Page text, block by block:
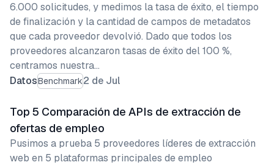
DatosBenchmark2 de Jul
6.000 solicitudes, y medimos la tasa de éxito, el tiempo
de finalización y la cantidad de campos de metadatos
que cada proveedor devolvió. Dado que todos los
proveedores alcanzaron tasas de éxito del 100 %,
centramos nuestra…
Top 5 Comparación de APIs de extracción de
ofertas de empleo
Pusimos a prueba 5 proveedores líderes de extracción
web en 5 plataformas principales de empleo